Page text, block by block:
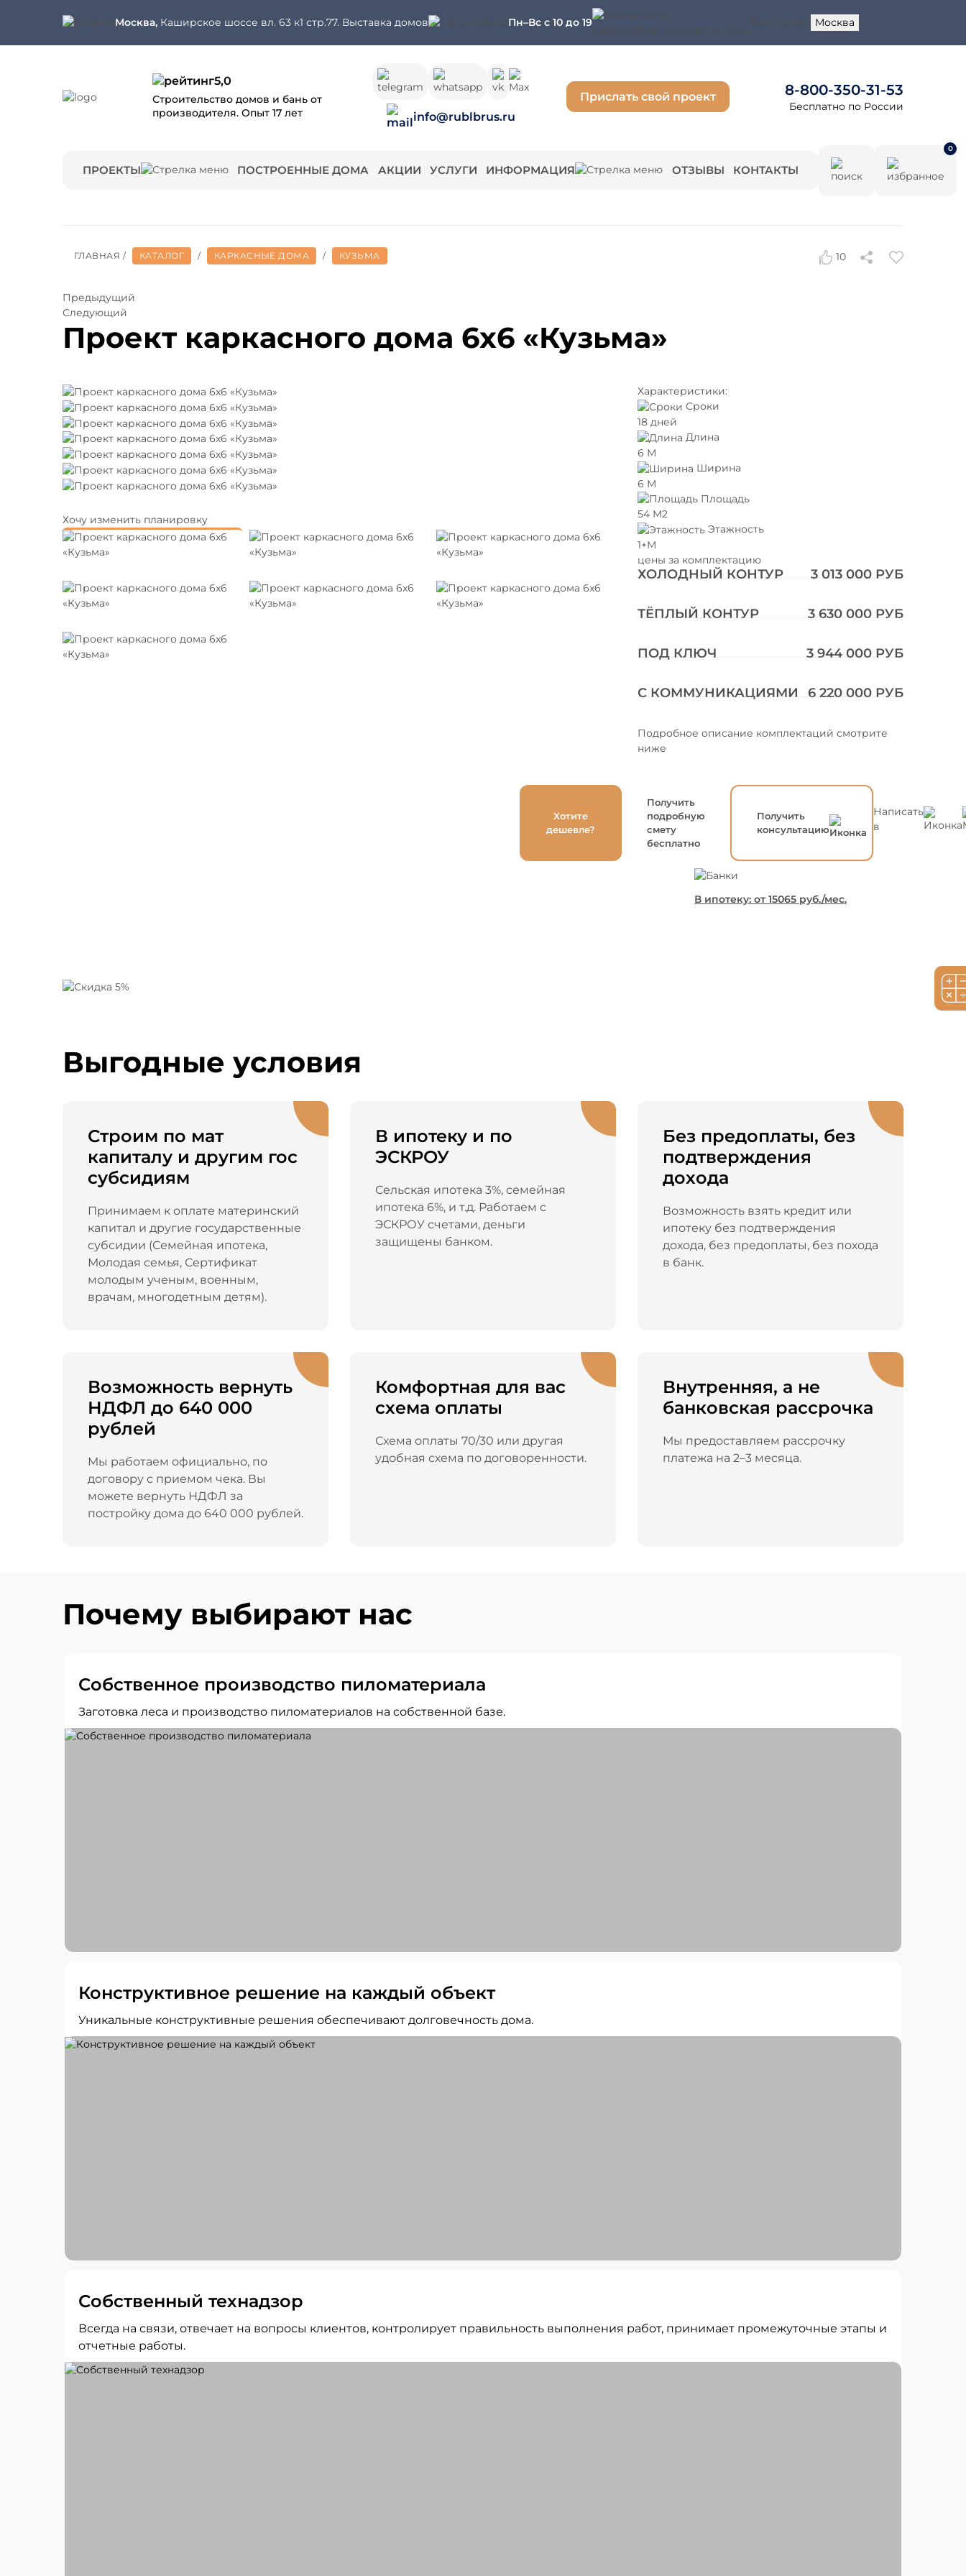
Москва, Каширское шоссе вл. 63 к1 стр.77. Выставка домов Пн–Вс с 10 до 19
Калькулятор стоимости дома
Ваш город: Москва
5,0
Строительство домов и бань от
производителя. Опыт 17 лет
info@rublbrus.ru
Прислать свой проект 8-800-350-31-53
Бесплатно по России
ПРОЕКТЫ ПОСТРОЕННЫЕ ДОМА АКЦИИ УСЛУГИ ИНФОРМАЦИЯ ОТЗЫВЫ КОНТАКТЫ
0
ГЛАВНАЯ / КАТАЛОГ / КАРКАСНЫЕ ДОМА / КУЗЬМА 10
Предыдущий
Следующий
Проект каркасного дома 6x6 «Кузьма»
Хочу изменить планировку
Характеристики:
Сроки
18 дней
Длина
6 М
Ширина
6 М
Площадь
54 М2
Этажность
1+М
цены за комплектацию
ХОЛОДНЫЙ КОНТУР 3 013 000 РУБ
ТЁПЛЫЙ КОНТУР 3 630 000 РУБ
ПОД КЛЮЧ 3 944 000 РУБ
С КОММУНИКАЦИЯМИ 6 220 000 РУБ
Подробное описание комплектаций смотрите
ниже
Хотите
дешевле?
Получить
подробную
смету
бесплатно
Получить
консультацию
Написать
в
В ипотеку: от 15065 руб./мес.
Выгодные условия
Строим по мат
капиталу и другим гос
субсидиям
Принимаем к оплате материнский
капитал и другие государственные
субсидии (Семейная ипотека,
Молодая семья, Сертификат
молодым ученым, военным,
врачам, многодетным детям).
В ипотеку и по
ЭСКРОУ
Сельская ипотека 3%, семейная
ипотека 6%, и т.д. Работаем с
ЭСКРОУ счетами, деньги
защищены банком.
Без предоплаты, без
подтверждения
дохода
Возможность взять кредит или
ипотеку без подтверждения
дохода, без предоплаты, без похода
в банк.
Возможность вернуть
НДФЛ до 640 000
рублей
Мы работаем официально, по
договору с приемом чека. Вы
можете вернуть НДФЛ за
постройку дома до 640 000 рублей.
Комфортная для вас
схема оплаты
Схема оплаты 70/30 или другая
удобная схема по договоренности.
Внутренняя, а не
банковская рассрочка
Мы предоставляем рассрочку
платежа на 2–3 месяца.
Почему выбирают нас
Собственное производство пиломатериала
Заготовка леса и производство пиломатериалов на собственной базе.
Конструктивное решение на каждый объект
Уникальные конструктивные решения обеспечивают долговечность дома.
Собственный технадзор
Всегда на связи, отвечает на вопросы клиентов, контролирует правильность выполнения работ, принимает промежуточные этапы и
отчетные работы.